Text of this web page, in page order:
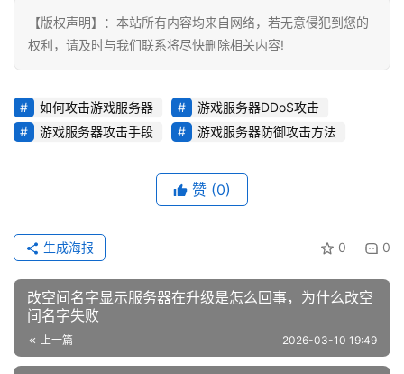
【版权声明】：本站所有内容均来自网络，若无意侵犯到您的
权利，请及时与我们联系将尽快删除相关内容!
如何攻击游戏服务器
游戏服务器DDoS攻击
游戏服务器攻击手段
游戏服务器防御攻击方法
赞 (0)
0 0
生成海报
改空间名字显示服务器在升级是怎么回事，为什么改空
间名字失败
上一篇 2026-03-10 19:49